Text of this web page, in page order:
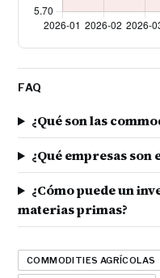
FAQ
¿Qué son las
¿Qué empresas son
¿Cómo puede un
materias primas?
COMMODITIES AGRÍCOLAS